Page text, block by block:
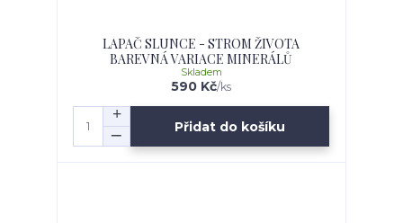
LAPAČ SLUNCE - STROM ŽIVOTA
BAREVNÁ VARIACE MINERÁLŮ
590 Kč/ks
Skladem
Přidat do košíku